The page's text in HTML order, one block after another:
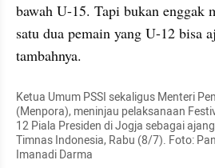
bawah U-15. Tapi bukan enggak
satu dua pemain yang U-12 bisa
tambahnya.
Ketua Umum PSSI sekaligus Menteri
(Menpora), meninjau pelaksanaan
12 Piala Presiden di Jogja sebagai
Timnas Indonesia, Rabu (8/7). Foto:
Imanadi Darma